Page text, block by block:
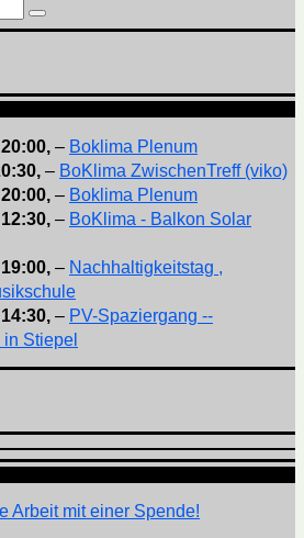
Suchen
20:00, – Boklima Plenum
, – BoKlima ZwischenTreff (viko)
20:00, – Boklima Plenum
12:30, – BoKlima - Balkon Solar
19:00, – Nachhaltigkeitstag ,
14:30, – PV-Spaziergang --
Stiepel
Arbeit mit einer Spende!